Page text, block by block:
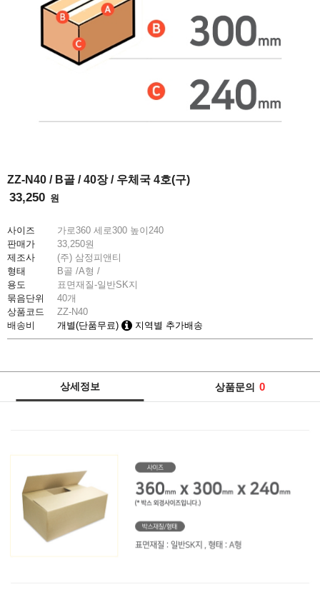
ZZ-N40 / B골 / 40장 / 우체국 4호(구)
33,250 원
사이즈 가로360 세로300 높이240
판매가
33,250원
제조사
(주) 삼정피앤티
형태
B골 /A형 /
용도
표면재질-일반SK지
묶음단위
40개
상품코드
ZZ-N40
배송비
개별(단품무료) 지역별 추가배송
상세정보 상품문의 0